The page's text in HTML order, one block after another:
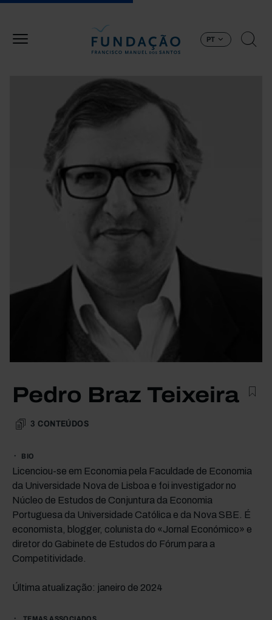
PT
Pedro Braz Teixeira
3 CONTEÚDOS
BIO
Licenciou-se em Economia pela Faculdade de Economia
da Universidade Nova de Lisboa e foi investigador no
Núcleo de Estudos de Conjuntura da Economia
Portuguesa da Universidade Católica e da Nova SBE. É
economista, blogger, colunista do «Jornal Económico» e
diretor do Gabinete de Estudos do Fórum para a
Competitividade.
Última atualização: janeiro de 2024